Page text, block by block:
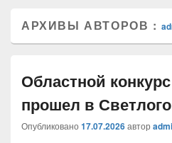
АРХИВЫ АВТОРОВ :
Областной
прошел в
Опубликовано 17.07.2026автор